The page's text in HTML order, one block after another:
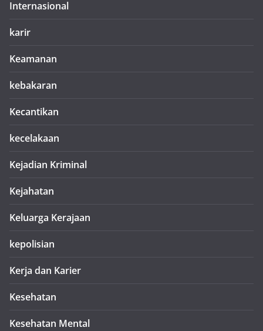
Internasional
karir
Keamanan
kebakaran
Kecantikan
kecelakaan
Kejadian Kriminal
Kejahatan
Keluarga Kerajaan
kepolisian
Kerja dan Karier
Kesehatan
Kesehatan Mental